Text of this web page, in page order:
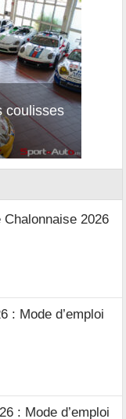
coulisses
2026
: Mode d’emploi
: Mode d’emploi